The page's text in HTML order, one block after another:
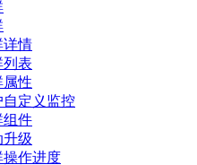
详情
列表
属性
自定义监控
组件
升级
操作进度